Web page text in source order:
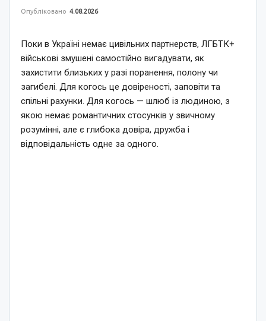
Опубліковано 4.08.2026
Поки в Україні немає цивільних партнерств, ЛГБТК+
військові змушені самостійно вигадувати, як
захистити близьких у разі поранення, полону чи
загибелі. Для когось це довіреності, заповіти та
спільні рахунки. Для когось — шлюб із людиною, з
якою немає романтичних стосунків у звичному
розумінні, але є глибока довіра, дружба і
відповідальність одне за одного.